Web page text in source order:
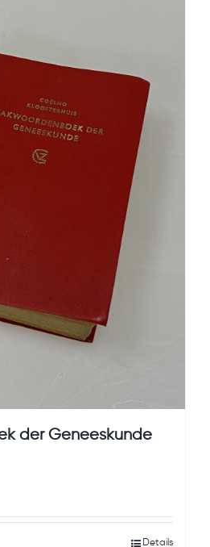
der Geneeskunde
Details